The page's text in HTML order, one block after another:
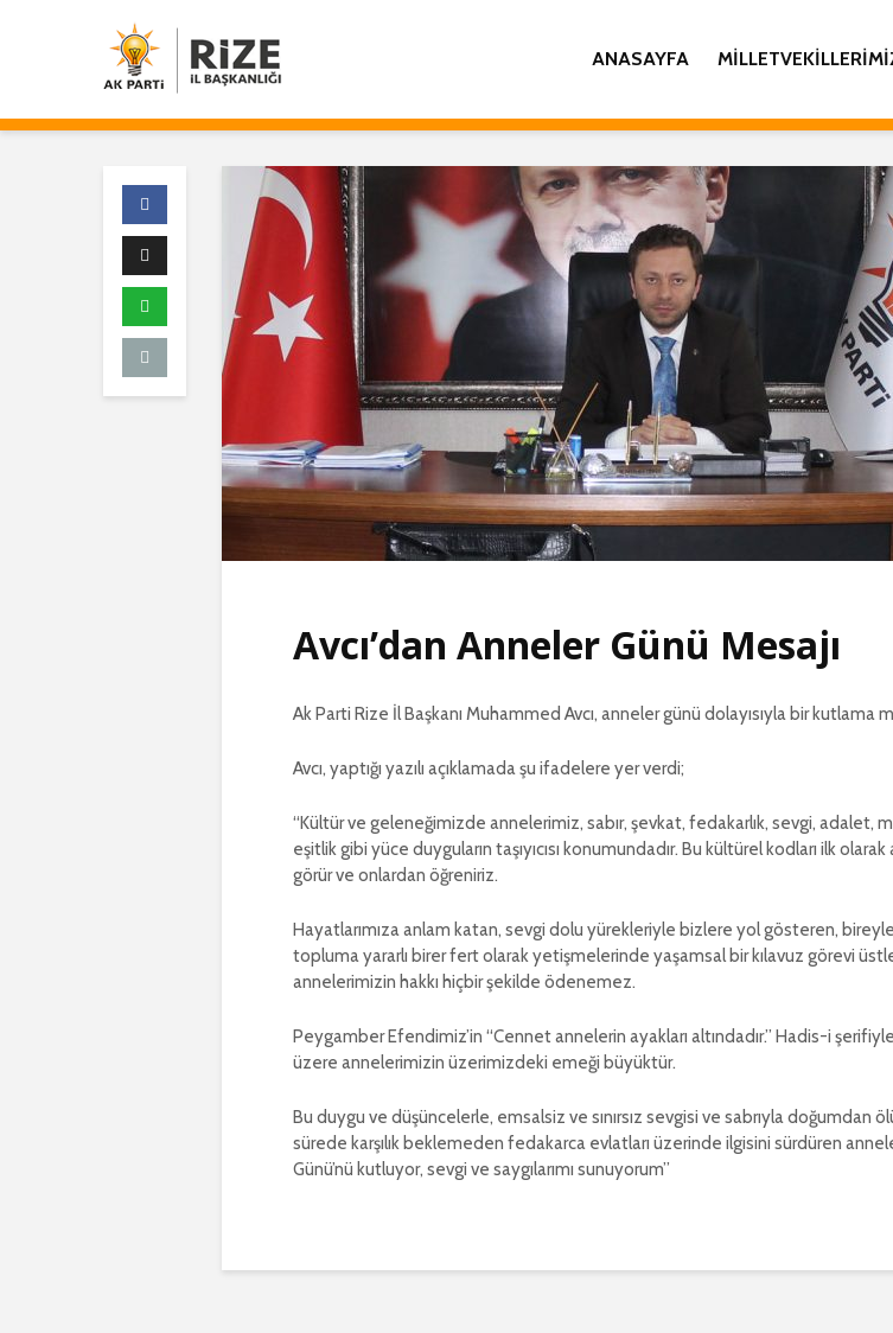
ANASAYFA
Avcı’dan Anneler Günü Mesajı
Ak Parti Rize İl Başkanı Muhammed Avcı, anneler günü dolayısıyla bir kutlama
Avcı, yaptığı yazılı açıklamada şu ifadelere yer verdi;
“Kültür ve geleneğimizde annelerimiz, sabır, şevkat, fedakarlık, sevgi, adalet,
eşitlik gibi yüce duyguların taşıyıcısı konumundadır. Bu kültürel kodları ilk
görür ve onlardan öğreniriz.
Hayatlarımıza anlam katan, sevgi dolu yürekleriyle bizlere yol gösteren,
topluma yararlı birer fert olarak yetişmelerinde yaşamsal bir kılavuz görevi
annelerimizin hakkı hiçbir şekilde ödenemez.
Peygamber Efendimiz’in “Cennet annelerin ayakları altındadır.” Hadis-i şerifiyle
üzere annelerimizin üzerimizdeki emeği büyüktür.
Bu duygu ve düşüncelerle, emsalsiz ve sınırsız sevgisi ve sabrıyla doğumdan
sürede karşılık beklemeden fedakarca evlatları üzerinde ilgisini sürdüren
Günü’nü kutluyor, sevgi ve saygılarımı sunuyorum”
İL BAŞKANI YILMAZ
KATMER’DEN KADİR
AK PARTİ RİZE İNSAN
HAKLARI BAŞKANLIĞI
28 ŞUBAT BASIN
AÇIKLAMASI
İL BAŞKANI
KATMER’DEN
RAMAZAN AYI MESAJI
BULUNDU
GÜNDEME DAİR